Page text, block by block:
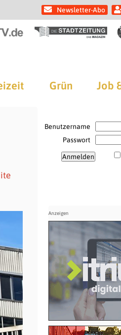
Newsletter-Abo
Grün Job
Benutzername
Passwort